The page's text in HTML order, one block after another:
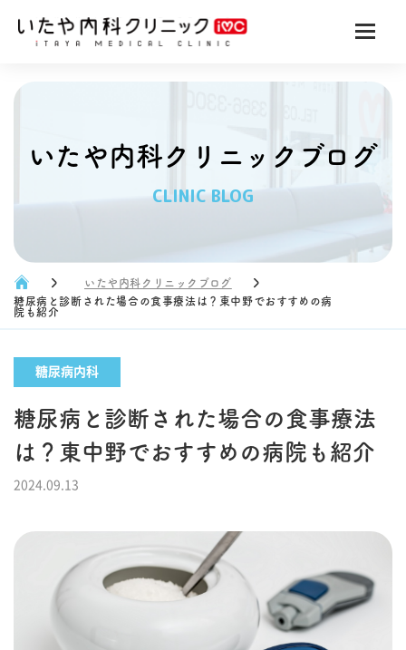
いたや内科クリニックブログ
CLINIC BLOG
いたや内科クリニックブログ
糖尿病と診断された場合の食事療法は？東中野でおすすめの病
院も紹介
糖尿病内科
糖尿病と診断された場合の食事療法
は？東中野でおすすめの病院も紹介
2024.09.13